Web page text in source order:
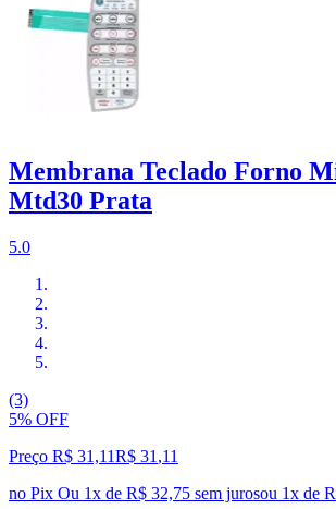
Membrana Teclado Forno
Mtd30 Prata
5.0
(3)
5% OFF
Preço R$ 31,11R$ 31 ,11
no Pix Ou 1x de R$ 32,75 sem jurosou 1x de